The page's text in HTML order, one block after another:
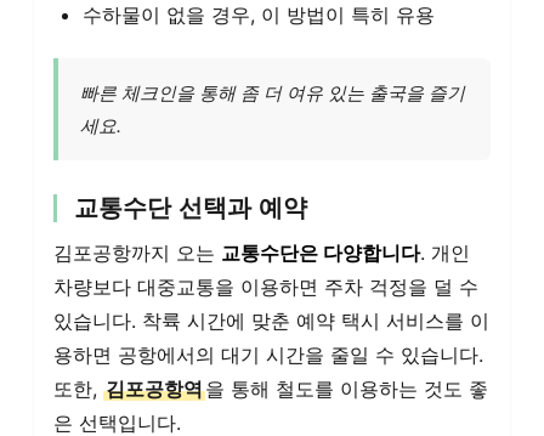
수하물이 없을 경우, 이 방법이 특히 유용
빠른 체크인을 통해 좀 더 여유 있는 출국을 즐기
세요.
교통수단 선택과 예약
김포공항까지 오는 교통수단은 다양합니다. 개인
차량보다 대중교통을 이용하면 주차 걱정을 덜 수
있습니다. 착륙 시간에 맞춘 예약 택시 서비스를 이
용하면 공항에서의 대기 시간을 줄일 수 있습니다.
또한, 김포공항역을 통해 철도를 이용하는 것도 좋
은 선택입니다.